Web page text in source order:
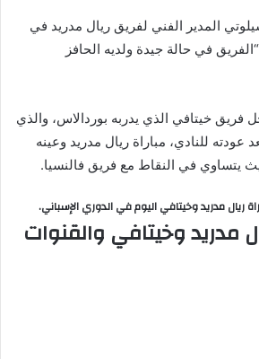
المدير الفني لفريق ريال مدريد في
في حالة جيدة ولديه الحافز
فريق خيتافي الذي يدربه بوردالاس، والذي
عودته للنادي، مباراة ريال مدريد وعينه
يتساوي في النقاط مع فريق فالنسيا.
ريال مدريد وخيتافي اليوم في الدوري الإسباني.
مدريد وخيتافي والقنوات